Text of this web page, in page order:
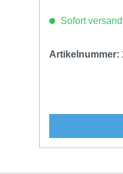
Sofort
Artikelnummer: